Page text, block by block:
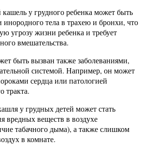
у грудного ребенка может быть
тела в трахею и бронхи, что
угрозу жизни ребенка и требует
вмешательства.
быть вызван также заболеваниями,
системой. Например, он может
сердца или патологией
тракта.
у грудных детей может стать
вредных веществ в воздухе
табачного дыма), а также слишком
в комнате.